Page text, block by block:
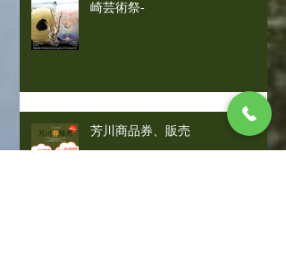
崎芸術祭-
芳川商品券、販売